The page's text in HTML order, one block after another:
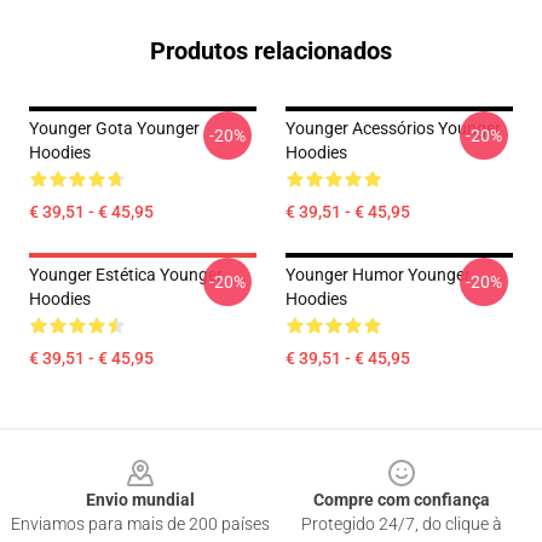
Produtos relacionados
Younger Gota Younger
Hoodies
€ 39,51 - € 45,95
-20%
Younger Acessórios Younger
Hoodies
€ 39,51 - € 45,95
-20%
Younger Estética Younger
Hoodies
€ 39,51 - € 45,95
-20%
Younger Humor Younger
Hoodies
€ 39,51 - € 45,95
-20%
Envio mundial
Enviamos para mais de 200 países
Compre com confiança
Protegido 24/7, do clique à